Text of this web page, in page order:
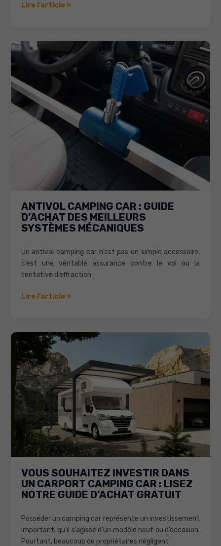
Pneu
:
Guide
d’achat
choisir
ceux
adaptés
Lire l’article »
ANTIVOL CAMPING CAR : GUIDE
D’ACHAT DES MEILLEURS
SYSTÈMES MÉCANIQUES
Un antivol camping car n’est pas un simple accessoire,
c’est une véritable assurance contre le vol ou la
tentative d’effraction.
Antivol
guide
d’achat
des
meilleurs
systèmes
mécaniques
Lire l’article »
VOUS SOUHAITEZ INVESTIR DANS
UN CARPORT CAMPING CAR : LISEZ
NOTRE GUIDE D’ACHAT GRATUIT
Posséder un camping car représente un investissement
important, qu’il s’agisse d’un modèle neuf ou d’occasion.
Pourtant, beaucoup de propriétaires négligent